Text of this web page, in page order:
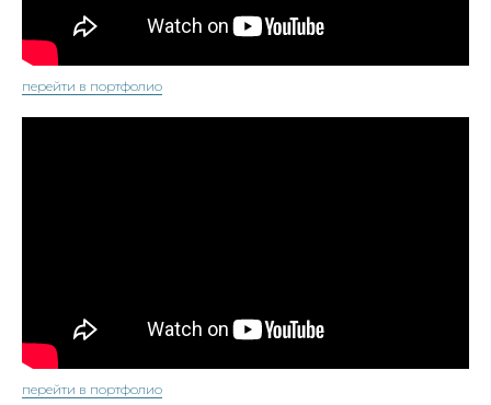
перейти в портфолио
перейти в портфолио